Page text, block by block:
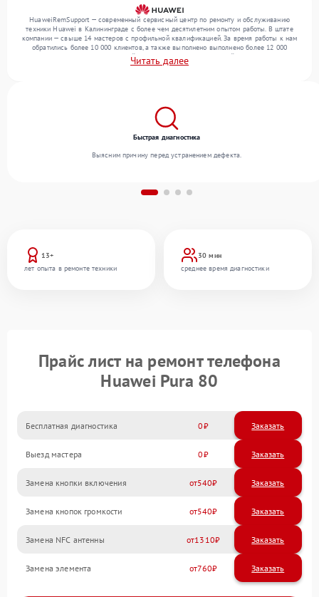
HuaweiRemSupport — современный сервисный центр по ремонту и обслуживанию
техники Huawei в Калининграде с более чем десятилетним опытом работы. В штате
компании — свыше 14 мастеров с профильной квалификацией. За время работы к нам
обратились более 10 000 клиентов, а также выполнено выполнено более 12 000
ремонтов. Ежемесячно в сервисный центр поступает от 300 устройств, включая , , . Мы
беремся за задачи любой сложности и предлагаем стабильный уровень сервиса
Читать далее
13+
лет опыта в ремонте техники
30 мин
среднее время диагностики
Быстрая диагностика
Выясним причину перед устранением дефекта.
Прайс лист на ремонт телефона
Huawei Pura 80
Бесплатная диагностика 0 Заказать
Выезд мастера 0 Заказать
Замена кнопки включения 540
Замена кнопок громкости 540
Замена NFC антенны 1310
Замена элемента 760